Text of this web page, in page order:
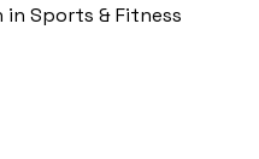
Sports & Fitness